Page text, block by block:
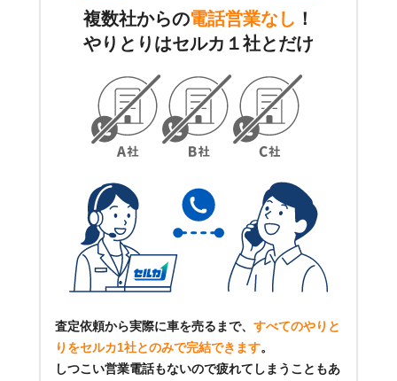
複数社からの電話営業なし ！
やりとりはセルカ１社とだけ
査定依頼から実際に車を売るまで、 すべてのやりと
りをセルカ1社とのみで完結できます。
しつこい営業電話もないので疲れてしまうこともあ